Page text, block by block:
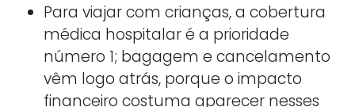
Para viajar com crianças, a cobertura
médica hospitalar é a prioridade
número 1; bagagem e cancelamento
vêm logo atrás, porque o impacto
financeiro costuma aparecer nesses